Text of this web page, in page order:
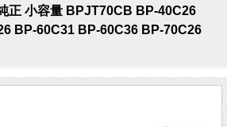
正 小容量 BPJT70CB BP-40C26
BP-60C31 BP-60C36 BP-70C26